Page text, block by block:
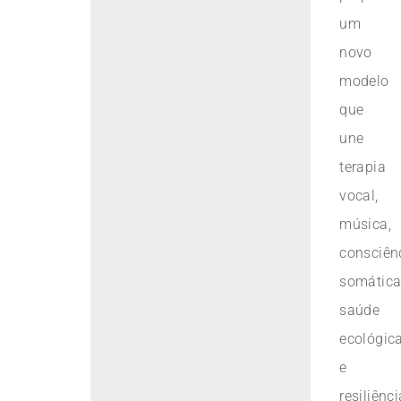
um
novo
modelo
que
une
terapia
vocal,
música,
saúde
e